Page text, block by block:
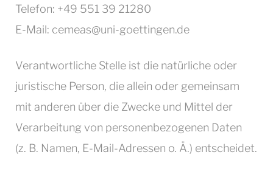
Telefon: +49 551 39 21280
E-Mail: cemeas@uni-goettingen.de
Verantwortliche Stelle ist die natürliche oder
juristische Person, die allein oder gemeinsam
mit anderen über die Zwecke und Mittel der
Verarbeitung von personenbezogenen Daten
(z. B. Namen, E-Mail-Adressen o. Ä.) entscheidet.